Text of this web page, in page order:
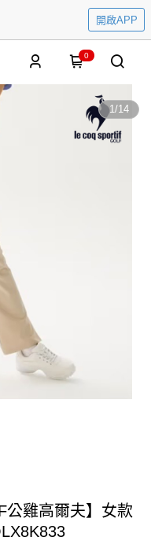
開啟APP
0
1/14
公雞高爾夫】女款